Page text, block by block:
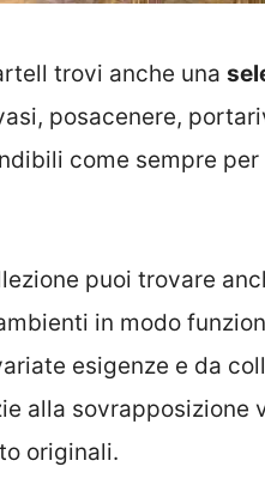
trovi anche una
posacenere,
come sempre
puoi trovare
in modo
esigenze e da
alla
originali.